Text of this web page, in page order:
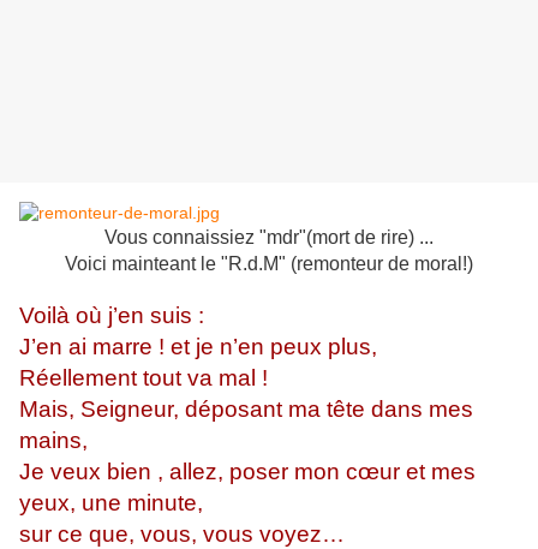
Vous connaissiez "mdr"(mort de rire) ...
Voici mainteant le "R.d.M" (remonteur de moral!)
Voilà où j’en suis :
J’en ai marre ! et je n’en peux plus,
Réellement tout va mal !
Mais, Seigneur, déposant ma tête dans mes
mains,
Je veux bien , allez, poser mon cœur et mes
yeux, une minute,
sur ce que, vous, vous voyez…